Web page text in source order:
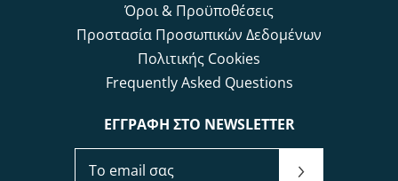
Όροι & Προϋποθέσεις
Προστασία Προσωπικών Δεδομένων
Πολιτικής Cookies
Frequently Asked Questions
ΕΓΓΡΑΦΗ ΣΤΟ NEWSLETTER